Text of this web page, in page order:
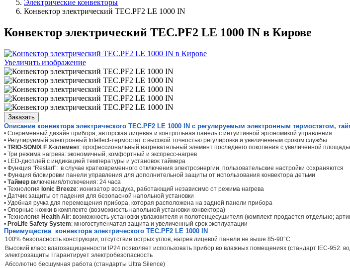
Электрические конвекторы
Конвектор электрический TEC.PF2 LE 1000 IN
Конвектор электрический TEC.PF2 LE 1000 IN в Кирове
Увеличить изображение
Заказать
Описание конвектора электрического TEC.PF2 LE 1000 IN с регулируемым электронным термостатом,
• Современный дизайн прибора, авторская лицевая и контрольная панель с интуитивной эргономикой управления
• Регулируемый электронный Intellect-термостат с высокой точностью регулировки и увеличенным сроком службы
• TRIO-SONIX F Х-элемент: профессиональный нагревательный элемент последнего поколения с увеличенной
• Три режима нагрева: экономичный, комфортный и экспресс-нагрев
• LED-дисплей с индикацией температуры и установок таймера
• Функция “Restart”: в случае кратковременного отключения электроэнергии, пользовательские настройки сохраняются
• Функция блокировки панели управления для дополнительной защиты от использования конвектора детьми
• Таймер включения/отключения: 24 часа
• Технология Ionic Breeze: ионизатор воздуха, работающий независимо от режима нагрева
• Датчик защиты от падения для безопасной напольной установки
• Удобная ручка для перемещения прибора, которая расположена на задней панели прибора
• Опорные ножки в комплекте (возможность напольной установки конвектора)
• Технология Health Air: возможность установки увлажнителя и полотенцесушителя (комплект продается отдельно;
• ProLife Safety System: многоступенчатая защита и увеличенный срок эксплуатации
Преимущества конвектора электрического TEC.PF2 LE 1000 IN
100% безопасность конструкции, отсутствие острых углов, нагрев лицевой панели не выше 85-90°С
Высокий класс влагозащищенности IP24 позволяет использовать прибор во влажных помещениях (стандарт IEC-952:
электрозащиты I гарантирует электробезопасность
Абсолютно бесшумная работа (стандарты Ultra Silence)